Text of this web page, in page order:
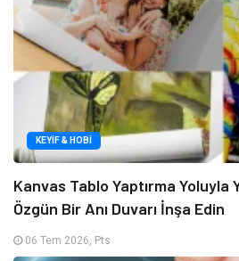
KEYIF & HOBI
Kanvas Tablo Yaptırma Yoluyla
Özgün Bir Anı Duvarı İnşa Edin
06 Tem 2026, Pts